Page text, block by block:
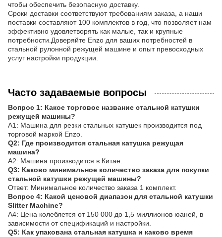
чтобы обеспечить безопасную доставку.
Сроки доставки соответствуют требованиям заказа, а наши
поставки составляют 100 комплектов в год, что позволяет нам
эффективно удовлетворять как малые, так и крупные
потребности.Доверяйте Enzo для ваших потребностей в
стальной рулонной режущей машине и опыт превосходных
услуг настройки продукции.
Часто задаваемые вопросы
Вопрос 1: Какое торговое название стальной катушки
режущей машины?
A1: Машина для резки стальных катушек производится под
торговой маркой Enzo.
Q2: Где производится стальная катушка режущая
машина?
A2: Машина производится в Китае.
Q3: Каково минимальное количество заказа для покупки
стальной катушки режущей машины?
Ответ: Минимальное количество заказа 1 комплект.
Вопрос 4: Какой ценовой диапазон для стальной катушки
Slitter Machine?
A4: Цена колеблется от 150 000 до 1,5 миллионов юаней, в
зависимости от спецификаций и настройки.
Q5: Как упакована стальная катушка и каково время